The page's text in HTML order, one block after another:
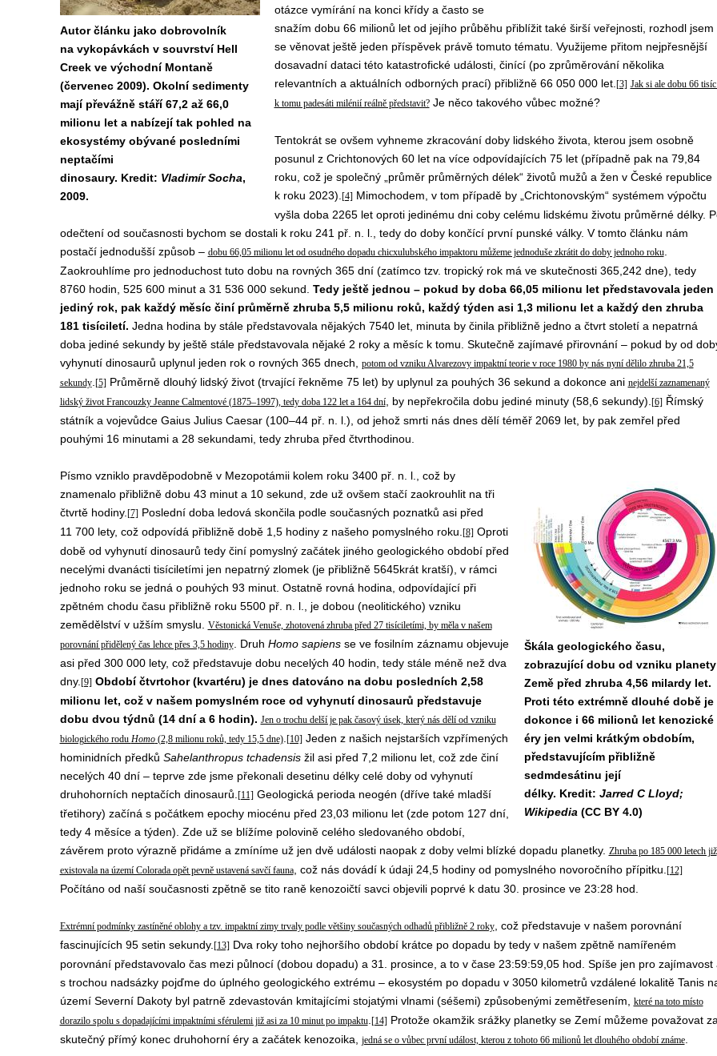
Autor článku jako dobrovolník
na vykopávkách v souvrství Hell
Creek ve východní Montaně
(červenec 2009). Okolní sedimenty
mají převážně stáří 67,2 až 66,0
milionu let a nabízejí tak pohled na
ekosystémy obývané posledními
neptačími
dinosaury. Kredit: Vladimír Socha,
2009.
otázce vymírání na konci křídy a často se
snažím dobu 66 milionů let od jejího průběhu přiblížit také širší veřejnosti, rozhodl jsem
se věnovat ještě jeden příspěvek právě tomuto tématu. Využijeme přitom nejpřesnější
dosavadní dataci této katastrofické události, činící (po zprůměrování několika
relevantních a aktuálních odborných prací) přibližně 66 050 000 let. [3] Jak si ale dobu 66 tisíc
k tomu padesáti milénií reálně představit?Je něco takového vůbec možné?
Tentokrát se ovšem vyhneme zkracování doby lidského života, kterou jsem osobně
posunul z Crichtonových 60 let na více odpovídajících 75 let (případně pak na 79,84
roku, což je společný „průměr průměrných délek“ životů mužů a žen v České republice
k roku 2023). [4]Mimochodem, v tom případě by „Crichtonovským“ systémem výpočtu
vyšla doba 2265 let oproti jedinému dni coby celému lidskému životu průměrné délky.
odečtení od současnosti bychom se dostali k roku 241 př. n. l., tedy do doby končící první punské války. V tomto článku nám
postačí jednodušší způsob – dobu 66,05 milionu let od osudného dopadu chicxulubského impaktoru můžeme jednoduše zkrátit do doby jednoho roku.
Zaokrouhlíme pro jednoduchost tuto dobu na rovných 365 dní (zatímco tzv. tropický rok má ve skutečnosti 365,242 dne), tedy
8760 hodin, 525 600 minut a 31 536 000 sekund. Tedy ještě jednou – pokud by doba 66,05 milionu let představovala jeden
jediný rok, pak každý měsíc činí průměrně zhruba 5,5 milionu roků, každý týden asi 1,3 milionu let a každý den zhruba
181 tisíciletí. Jedna hodina by stále představovala nějakých 7540 let, minuta by činila přibližně jedno a čtvrt století a nepatrná
doba jediné sekundy by ještě stále představovala nějaké 2 roky a měsíc k tomu. Skutečně zajímavé přirovnání – pokud by od
vyhynutí dinosaurů uplynul jeden rok o rovných 365 dnech,
potom od vzniku Alvarezovy impaktní teorie v roce 1980 by nás nyní dělilo zhruba 21,5
sekundy. [5]Průměrně dlouhý lidský život (trvající řekněme 75 let) by uplynul za pouhých 36 sekund a dokonce ani nejdelší zaznamenaný
lidský život Francouzky Jeanne Calmentové (1875–1997), tedy doba 122 let a 164 dní, by nepřekročila dobu jediné minuty (58,6 sekundy). [6]Římský
státník a vojevůdce Gaius Julius Caesar (100–44 př. n. l.), od jehož smrti nás dnes dělí téměř 2069 let, by pak zemřel před
pouhými 16 minutami a 28 sekundami, tedy zhruba před čtvrthodinou.
Škála geologického času,
zobrazující dobu od vzniku planety
Země před zhruba 4,56 milardy let.
Proti této extrémně dlouhé době je
dokonce i 66 milionů let kenozické
éry jen velmi krátkým obdobím,
představujícím přibližně
sedmdesátinu její
délky. Kredit: Jarred C Lloyd;
Wikipedia (CC BY 4.0)
Písmo vzniklo pravděpodobně v Mezopotámii kolem roku 3400 př. n. l., což by
znamenalo přibližně dobu 43 minut a 10 sekund, zde už ovšem stačí zaokrouhlit na tři
čtvrtě hodiny. [7]Poslední doba ledová skončila podle současných poznatků asi před
11 700 lety, což odpovídá přibližně době 1,5 hodiny z našeho pomyslného roku. [8]Oproti
době od vyhynutí dinosaurů tedy činí pomyslný začátek jiného geologického období před
necelými dvanácti tisíciletími jen nepatrný zlomek (je přibližně 5645krát kratší), v rámci
jednoho roku se jedná o pouhých 93 minut. Ostatně rovná hodina, odpovídající při
zpětném chodu času přibližně roku 5500 př. n. l., je dobou (neolitického) vzniku
zemědělství v užším smyslu.
Věstonická Venuše, zhotovená zhruba před 27 tisíciletími, by měla v našem
porovnání přidělený čas lehce přes 3,5 hodiny. Druh Homo sapiensse ve fosilním záznamu objevuje
asi před 300 000 lety, což představuje dobu necelých 40 hodin, tedy stále méně než dva
dny. [9] Období čtvrtohor (kvartéru) je dnes datováno na dobu posledních 2,58
milionu let, což v našem pomyslném roce od vyhynutí dinosaurů představuje
dobu dvou týdnů (14 dní a 6 hodin). Jen o trochu delší je pak časový úsek, který nás dělí od vzniku
biologického rodu Homo(2,8 milionu roků, tedy 15,5 dne). [10]Jeden z našich nejstarších vzpřímených
hominidních předků Sahelanthropus tchadensisžil asi před 7,2 milionu let, což zde činí
necelých 40 dní – teprve zde jsme překonali desetinu délky celé doby od vyhynutí
druhohorních neptačích dinosaurů. [11]Geologická perioda neogén (dříve také mladší
třetihory) začíná s počátkem epochy miocénu před 23,03 milionu let (zde potom 127 dní,
tedy 4 měsíce a týden). Zde už se blížíme polovině celého sledovaného období,
závěrem proto výrazně přidáme a zmíníme už jen dvě události naopak z doby velmi blízké dopadu planetky. Zhruba po 185 000 letech již
existovala na území Colorada opět pevně ustavená savčí fauna, což nás dovádí k údaji 24,5 hodiny od pomyslného novoročního přípitku. [12]
Počítáno od naší současnosti zpětně se tito raně kenozoičtí savci objevili poprvé k datu 30. prosince ve 23:28 hod.
Extrémní podmínky zastíněné oblohy a tzv. impaktní zimy trvaly podle většiny současných odhadů přibližně 2 roky, což představuje v našem porovnání
fascinujících 95 setin sekundy. [13]Dva roky toho nejhoršího období krátce po dopadu by tedy v našem zpětně namířeném
porovnání představovalo čas mezi půlnocí (dobou dopadu) a 31. prosince, a to v čase 23:59:59,05 hod. Spíše jen pro zajímavost
s trochou nadsázky pojďme do úplného geologického extrému – ekosystém po dopadu v 3050 kilometrů vzdálené lokalitě Tanis
území Severní Dakoty byl patrně zdevastován kmitajícími stojatými vlnami (séšemi) způsobenými zemětřesením,
které na toto místo
dorazilo spolu s dopadajícími impaktními sférulemi již asi za 10 minut po impaktu. [14]Protože okamžik srážky planetky se Zemí můžeme považovat
skutečný přímý konec druhohorní éry a začátek kenozoika,
jedná se o vůbec první událost, kterou z tohoto 66 milionů let dlouhého období známe.